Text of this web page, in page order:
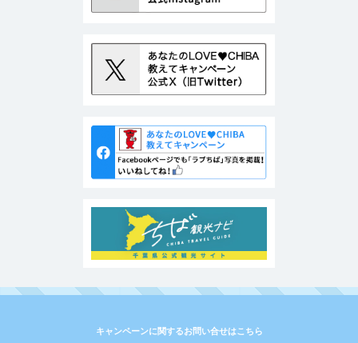
キャンペーンに関するお問い合せはこちら